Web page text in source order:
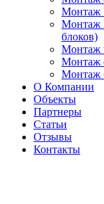
Монтаж
Монтаж
блоков)
Монтаж
Монтаж
Монтаж
О Компании
Объекты
Партнеры
Статьи
Отзывы
Контакты